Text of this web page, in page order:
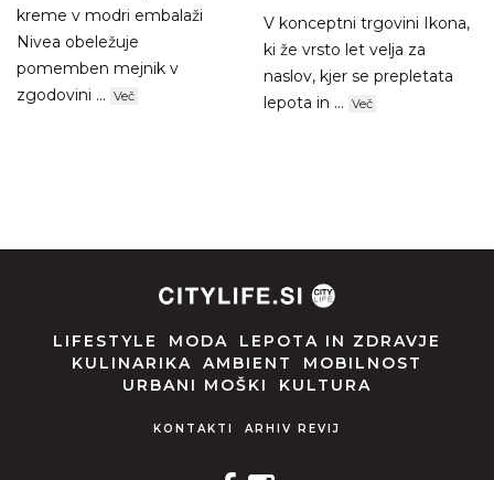
kreme v modri embalaži
Nivea obeležuje
pomemben mejnik v
zgodovini ... Več
V konceptni trgovini Ikona,
ki že vrsto let velja za
naslov, kjer se prepletata
lepota in ... Več
LIFESTYLE MODA
LEPOTA IN ZDRAVJE
KULINARIKA
AMBIENT
MOBILNOST
URBANI MOŠKI
KULTURA
KONTAKTI ARHIV REVIJ